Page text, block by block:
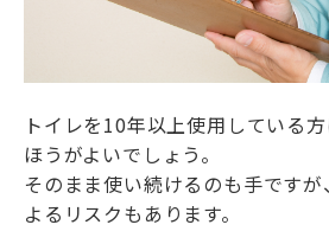
トイレを10年以上使用している
ほうがよいでしょう。
そのまま使い続けるのも手です
よるリスクもあります。